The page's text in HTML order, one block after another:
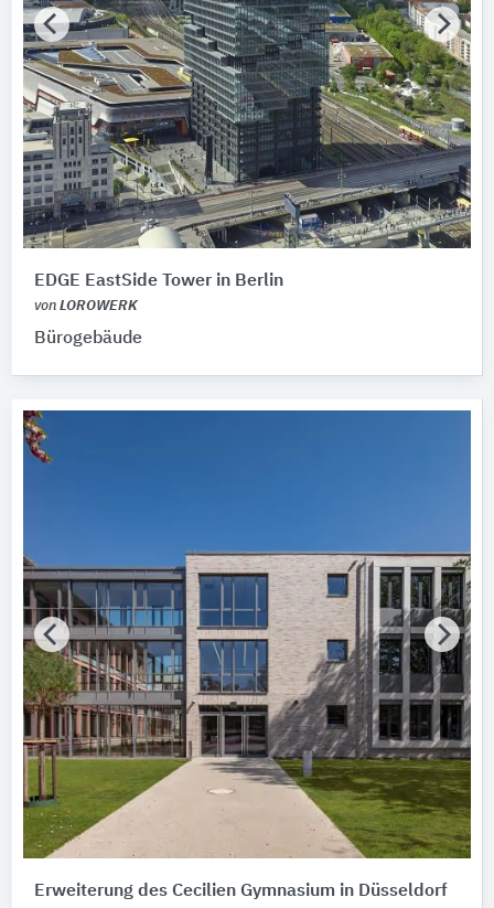
EDGE EastSide Tower in Berlin
von LOROWERK
Bürogebäude
Erweiterung des Cecilien Gymnasium in Düsseldorf